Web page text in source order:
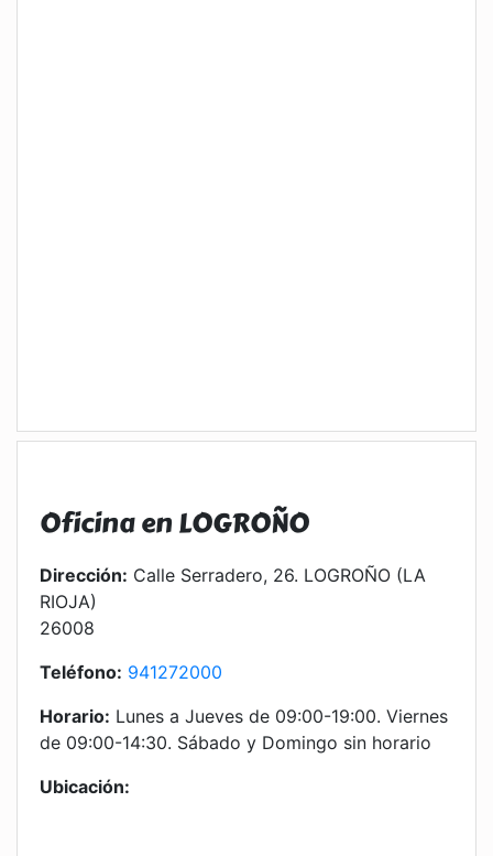
Oficina en LOGROÑO
Dirección: Calle Serradero, 26. LOGROÑO (LA
RIOJA)
26008
Teléfono: 941272000
Horario: Lunes a Jueves de 09:00-19:00. Viernes
de 09:00-14:30. Sábado y Domingo sin horario
Ubicación: